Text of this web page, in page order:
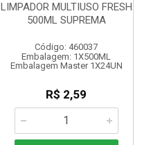
LIMPADOR MULTIUSO FRESH
500ML SUPREMA
Código: 460037
Embalagem: 1X500ML
Embalagem Master 1X24UN
R$ 2,59